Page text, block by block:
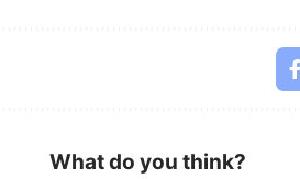
What do you think?